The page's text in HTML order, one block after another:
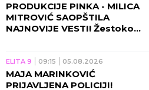
PRODUKCIJE PINKA - MILICA
MITROVIĆ SAOPŠTILA
NAJNOVIJE VESTI! Žestoko
ELITA 9 09:15 05.08.2026
MAJA MARINKOVIĆ
PRIJAVLJENA POLICIJI!